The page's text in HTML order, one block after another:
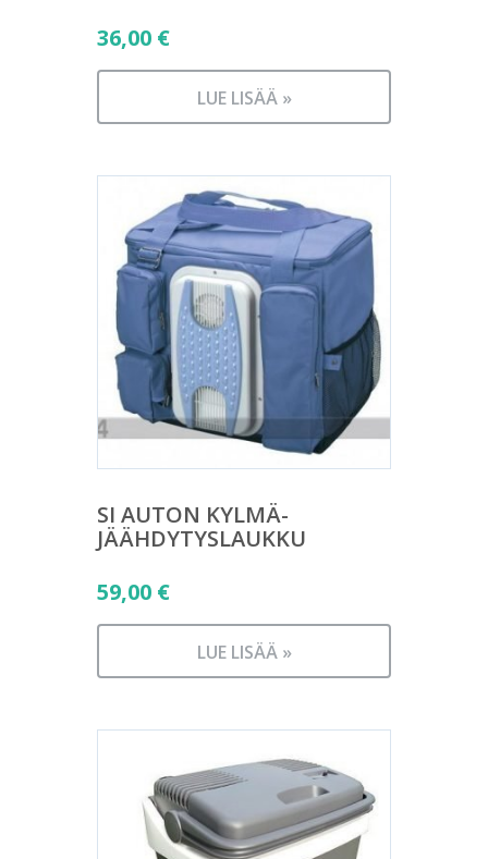
36,00 €
LUE LISÄÄ »
SI AUTON KYLMÄ-
JÄÄHDYTYSLAUKKU
59,00 €
LUE LISÄÄ »